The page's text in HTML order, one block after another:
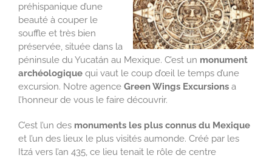
préhispanique d’une
beauté à couper le
souffle et très bien
préservée, située dans la
péninsule du Yucatán au Mexique. C’est un monument
archéologique qui vaut le coup d’œil le temps d’une
excursion. Notre agence Green Wings Excursions a
l’honneur de vous le faire découvrir.
C’est l’un des monuments les plus connus du Mexique
et l’un des lieux le plus visités aumonde. Créé par les
Itzá vers l’an 435, ce lieu tenait le rôle de centre